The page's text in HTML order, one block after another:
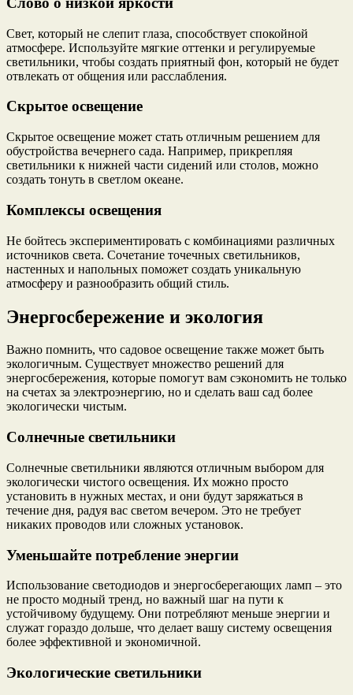
Свет, который не слепит глаза, способствует спокойной
атмосфере. Используйте мягкие оттенки и регулируемые
светильники, чтобы создать приятный фон, который не будет
отвлекать от общения или расслабления.
Скрытое освещение
Скрытое освещение может стать отличным решением для
обустройства вечернего сада. Например, прикрепляя
светильники к нижней части сидений или столов, можно
создать тонуть в светлом океане.
Комплексы освещения
Не бойтесь экспериментировать с комбинациями различных
источников света. Сочетание точечных светильников,
настенных и напольных поможет создать уникальную
атмосферу и разнообразить общий стиль.
Энергосбережение и экология
Важно помнить, что садовое освещение также может быть
экологичным. Существует множество решений для
энергосбережения, которые помогут вам сэкономить не только
на счетах за электроэнергию, но и сделать ваш сад более
экологически чистым.
Солнечные светильники
Солнечные светильники являются отличным выбором для
экологически чистого освещения. Их можно просто
установить в нужных местах, и они будут заряжаться в
течение дня, радуя вас светом вечером. Это не требует
никаких проводов или сложных установок.
Уменьшайте потребление энергии
Использование светодиодов и энергосберегающих ламп – это
не просто модный тренд, но важный шаг на пути к
устойчивому будущему. Они потребляют меньше энергии и
служат гораздо дольше, что делает вашу систему освещения
более эффективной и экономичной.
Экологические светильники